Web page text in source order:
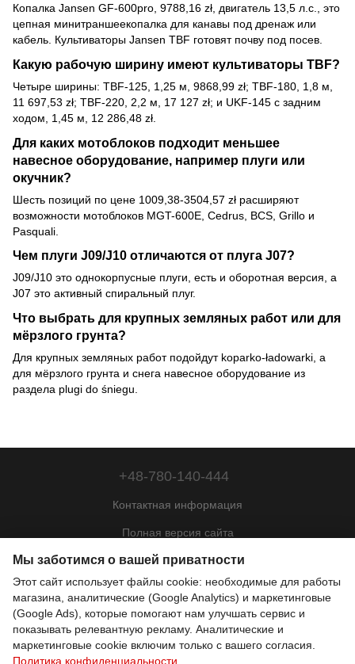
Копалка Jansen GF-600pro, 9788,16 zł, двигатель 13,5 л.с., это
цепная минитраншеекопалка для канавы под дренаж или
кабель. Культиваторы Jansen TBF готовят почву под посев.
Какую рабочую ширину имеют культиваторы TBF?
Четыре ширины: TBF-125, 1,25 м, 9868,99 zł; TBF-180, 1,8 м,
11 697,53 zł; TBF-220, 2,2 м, 17 127 zł; и UKF-145 с задним
ходом, 1,45 м, 12 286,48 zł.
Для каких мотоблоков подходит меньшее
навесное оборудование, например плуги или
окучник?
Шесть позиций по цене 1009,38-3504,57 zł расширяют
возможности мотоблоков MGT-600E, Cedrus, BCS, Grillo и
Pasquali.
Чем плуги J09/J10 отличаются от плуга J07?
J09/J10 это однокорпусные плуги, есть и оборотная версия, а
J07 это активный спиральный плуг.
Что выбрать для крупных земляных работ или для
мёрзлого грунта?
Для крупных земляных работ подойдут koparko-ładowarki, а
для мёрзлого грунта и снега навесное оборудование из
раздела plugi do śniegu.
+48-780-140-444
Контактная информация
Полная версия сайта
Карта сайта
© 2022—2026
Motohill Poland
Pl Укр Рус Eng
Мы заботимся о вашей приватности
Этот сайт использует файлы cookie: необходимые для работы
магазина, аналитические (Google Analytics) и маркетинговые
(Google Ads), которые помогают нам улучшать сервис и
показывать релевантную рекламу. Аналитические и
маркетинговые cookie включим только с вашего согласия.
Политика конфиденциальности